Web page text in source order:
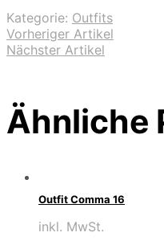
Kategorie: Outfits
Vorheriger Artikel
Nächster Artikel
Ähnliche
Outfit Comma 16
inkl. MwSt.